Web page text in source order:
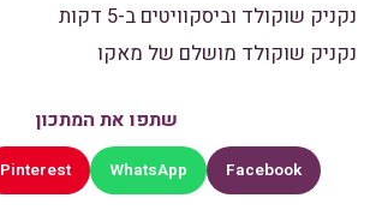
נקניק שוקולד וביסקוויטים ב-5 דקות
נקניק שוקולד מושלם של מאקו
שתפו את המתכון
Facebook
WhatsApp
Pinterest